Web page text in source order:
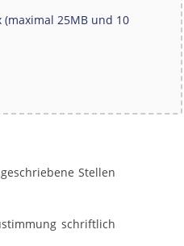
25MB und 10
Stellen
schriftlich